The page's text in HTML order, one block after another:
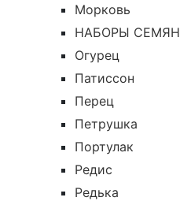
Морковь
НАБОРЫ СЕМЯН
Огурец
Патиссон
Перец
Петрушка
Портулак
Редис
Редька